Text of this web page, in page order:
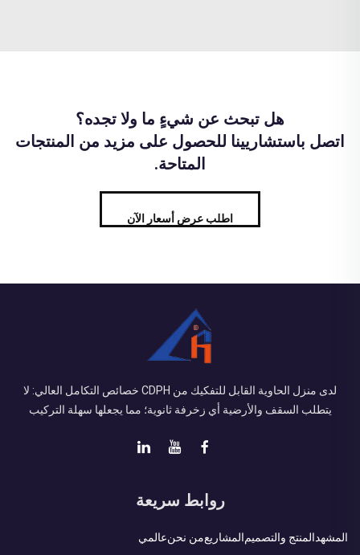
هل تبحث عن شيءٍ ما ولا تجده؟
اتصل باستشاريينا للحصول على مزيد من المنتجات
المتاحة.
اطلب عرض أسعار الآن
لدى منزل الحاوية القابل للتفكيك من CDPH خصائص التكامل العالي: لا
يتطلب السقف والأرضية أي زخرفة ثانوية؛ مما يجعلها سهلة التركيب
روابط سريعة
المشهدالمنتج والتصميمالمشاريعمن نحنعالمي